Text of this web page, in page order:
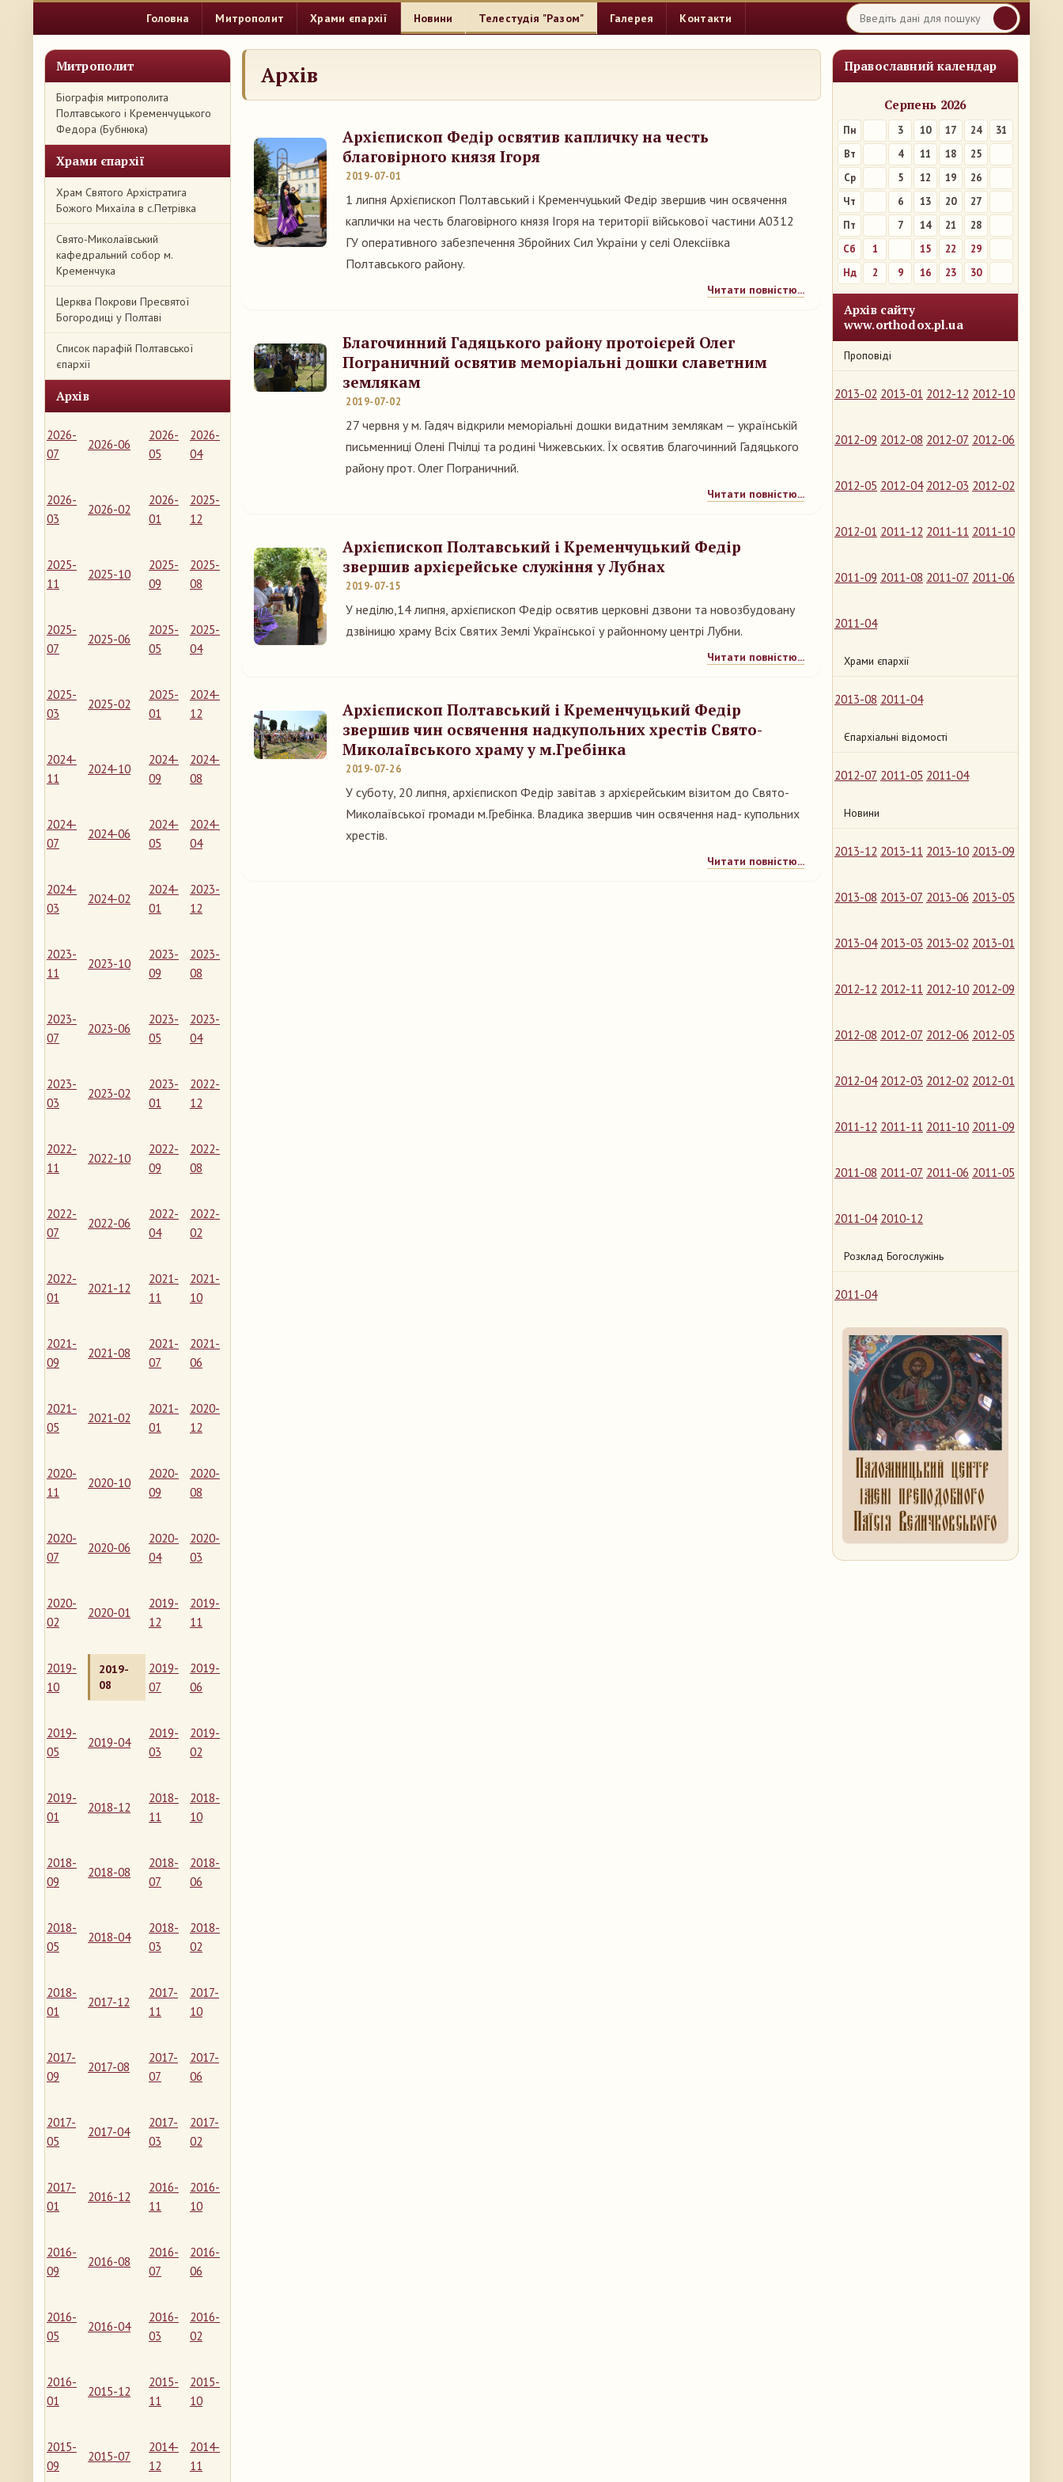
Головна Митрополит Храми єпархії Новини Телестудія "Разом" Галерея Контакти
Митрополит
Біографія митрополита
Полтавського і Кременчуцького
Федора (Бубнюка)
Храми єпархії
Храм Святого Архістратига
Божого Михаїла в с.Петрівка
Свято-Миколаївський
кафедральний собор м.
Кременчука
Церква Покрови Пресвятої
Богородиці у Полтаві
Список парафій Полтавської
єпархії
Архів
2026-
07
2026-06
2026-
05
2026-
04
2026-
03
2026-02
2026-
01
2025-
12
2025-
11
2025-10
2025-
09
2025-
08
2025-
07
2025-06
2025-
05
2025-
04
2025-
03
2025-02
2025-
01
2024-
12
2024-
11
2024-10
2024-
09
2024-
08
2024-
07
2024-06
2024-
05
2024-
04
2024-
03
2024-02
2024-
01
2023-
12
2023-
11
2023-10
2023-
09
2023-
08
2023-
07
2023-06
2023-
05
2023-
04
2023-
03
2023-02
2023-
01
2022-
12
2022-
11
2022-10
2022-
09
2022-
08
2022-
07
2022-06
2022-
04
2022-
02
2022-
01
2021-12
2021-
11
2021-
10
2021-
09
2021-08
2021-
07
2021-
06
2021-
05
2021-02
2021-
01
2020-
12
2020-
11
2020-10
2020-
09
2020-
08
2020-
07
2020-06
2020-
04
2020-
03
2020-
02
2020-01
2019-
12
2019-
11
2019-
10
2019-
08
2019-
07
2019-
06
2019-
05
2019-04
2019-
03
2019-
02
2019-
01
2018-12
2018-
11
2018-
10
2018-
09
2018-08
2018-
07
2018-
06
2018-
05
2018-04
2018-
03
2018-
02
2018-
01
2017-12
2017-
11
2017-
10
2017-
09
2017-08
2017-
07
2017-
06
2017-
05
2017-04
2017-
03
2017-
02
2017-
01
2016-12
2016-
11
2016-
10
2016-
09
2016-08
2016-
07
2016-
06
2016-
05
2016-04
2016-
03
2016-
02
2016-
01
2015-12
2015-
11
2015-
10
2015-
09
2015-07
2014-
12
2014-
11
Православний календар
Серпень 2026
Пн 3 10 17 24
31
Вт
4 11 18
25
Ср
5 12 19
26
Чт
6 13 20
27
Пт
7 14 21
28
Сб
1 15 22
29
Нд
2 9 16 23 30
Архів сайту
www.orthodox.pl.ua
Проповіді
2013-02 2013-01 2012-12 2012-10
2012-09 2012-08 2012-07 2012-06
2012-05 2012-04 2012-03 2012-02
2012-01 2011-12 2011-11 2011-10
2011-09 2011-08 2011-07 2011-06
2011-04
Храми єпархії
2013-08 2011-04
Єпархіальні відомості
2012-07 2011-05 2011-04
Новини
2013-12 2013-11 2013-10 2013-09
2013-08 2013-07 2013-06 2013-05
2013-04 2013-03 2013-02 2013-01
2012-12 2012-11 2012-10 2012-09
2012-08 2012-07 2012-06 2012-05
2012-04 2012-03 2012-02 2012-01
2011-12 2011-11 2011-10 2011-09
2011-08 2011-07 2011-06 2011-05
2011-04 2010-12
Розклад Богослужінь
2011-04
Архів
Архієпископ Федір освятив капличку на честь
благовірного князя Ігоря
2019-07-01
1 липня Архієпископ Полтавський і Кременчуцький Федір звершив чин освячення
каплички на честь благовірного князя Ігоря на території військової частини А0312
ГУ оперативного забезпечення Збройних Сил України у селі Олексіївка
Полтавського району.
Читати повністю...
Благочинний Гадяцького району протоієрей Олег
Пограничний освятив меморіальні дошки славетним
землякам
2019-07-02
27 червня у м. Гадяч відкрили меморіальні дошки видатним землякам — українській
письменниці Олені Пчілці та родині Чижевських. Їх освятив благочинний Гадяцького
району прот. Олег Пограничний.
Читати повністю...
Архієпископ Полтавський і Кременчуцький Федір
звершив архієрейське служіння у Лубнах
2019-07-15
У неділю,14 липня, архієпископ Федір освятив церковні дзвони та новозбудовану
дзвіницю храму Всіх Святих Землі Української у районному центрі Лубни.
Читати повністю...
Архієпископ Полтавський і Кременчуцький Федір
звершив чин освячення надкупольних хрестів Свято-
Миколаївського храму у м.Гребінка
2019-07-26
У суботу, 20 липня, архієпископ Федір завітав з архієрейським візитом до Свято-
Миколаївської громади м.Гребінка. Владика звершив чин освячення над- купольних
хрестів.
Читати повністю...